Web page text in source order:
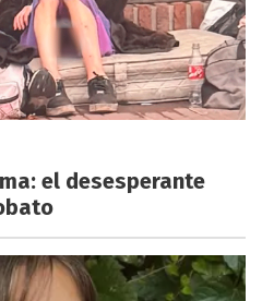
el desesperante